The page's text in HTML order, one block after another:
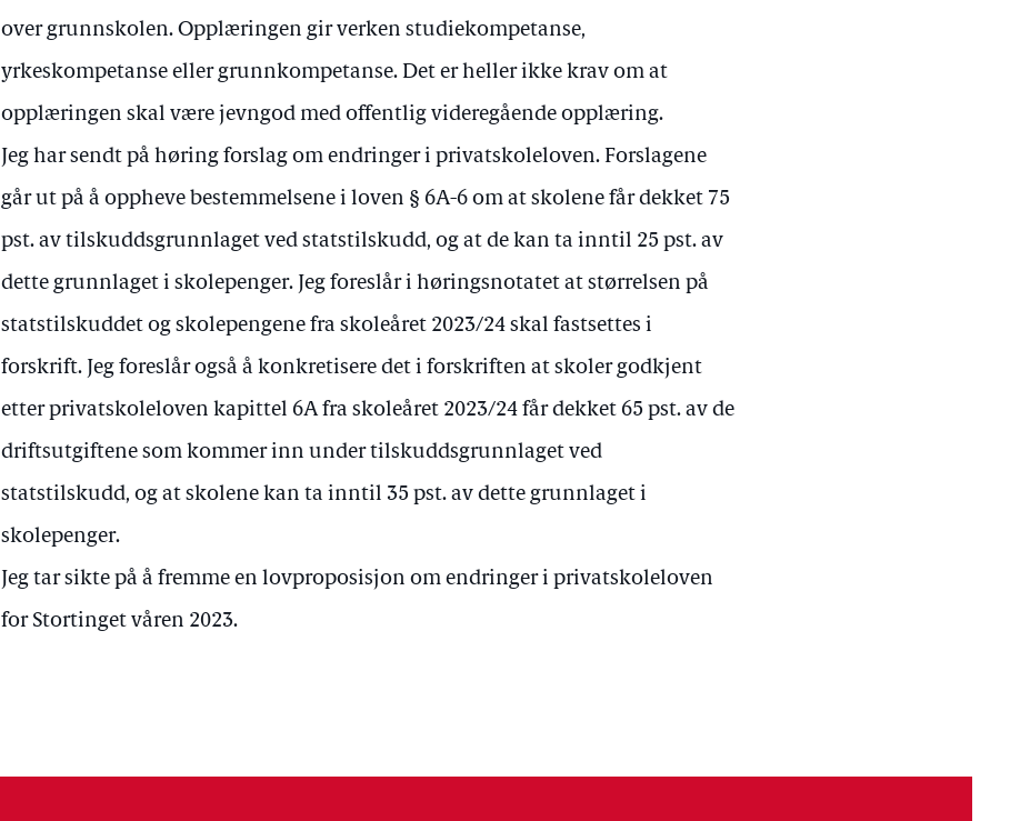
over grunnskolen. Opplæringen gir verken studiekompetanse,
yrkeskompetanse eller grunnkompetanse. Det er heller ikke krav om at
opplæringen skal være jevngod med offentlig videregående opplæring.
Jeg har sendt på høring forslag om endringer i privatskoleloven. Forslagene
går ut på å oppheve bestemmelsene i loven § 6A-6 om at skolene får dekket 75
pst. av tilskuddsgrunnlaget ved statstilskudd, og at de kan ta inntil 25 pst. av
dette grunnlaget i skolepenger. Jeg foreslår i høringsnotatet at størrelsen på
statstilskuddet og skolepengene fra skoleåret 2023/24 skal fastsettes i
forskrift. Jeg foreslår også å konkretisere det i forskriften at skoler godkjent
etter privatskoleloven kapittel 6A fra skoleåret 2023/24 får dekket 65 pst. av de
driftsutgiftene som kommer inn under tilskuddsgrunnlaget ved
statstilskudd, og at skolene kan ta inntil 35 pst. av dette grunnlaget i
skolepenger.
Jeg tar sikte på å fremme en lovproposisjon om endringer i privatskoleloven
for Stortinget våren 2023.